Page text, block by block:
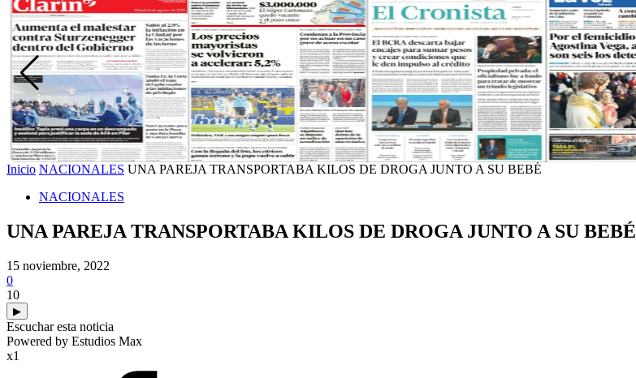
Inicio NACIONALES UNA PAREJA TRANSPORTABA KILOS DE DROGA JUNTO A SU BEBÉ
NACIONALES
UNA PAREJA TRANSPORTABA KILOS DE DROGA JUNTO A SU BEBÉ
15 noviembre, 2022
0
10
▶
Escuchar esta noticia
Powered by Estudios Max
x1